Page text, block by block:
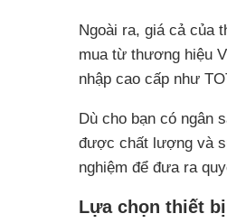
Ngoài ra, giá cả của
mua từ thương hiệu
nhập cao cấp như
Dù cho bạn có ngân
được chất lượng và
nghiệm để đưa ra
Lựa chọn thiết